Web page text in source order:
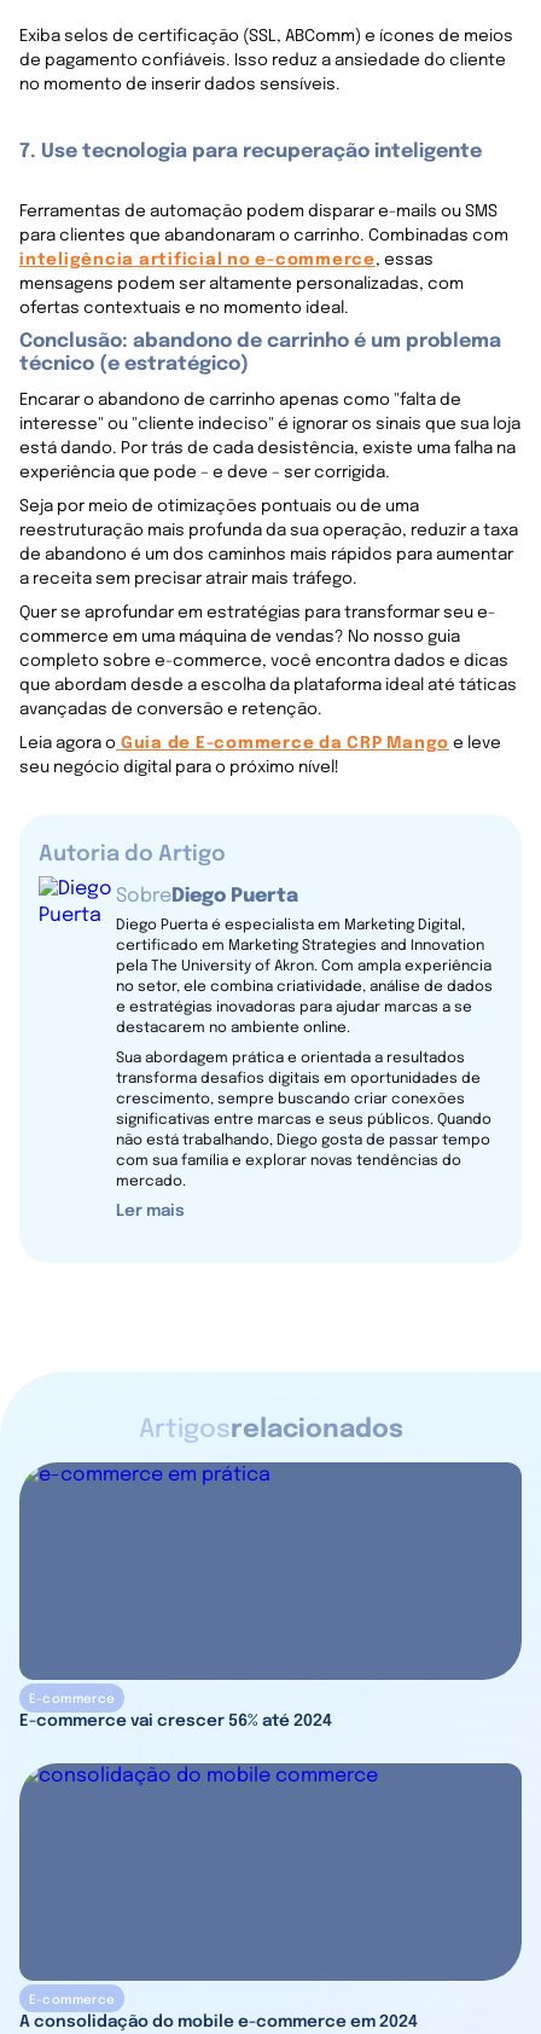
Exiba selos de certificação (SSL, ABComm) e ícones de meios
de pagamento confiáveis. Isso reduz a ansiedade do cliente
no momento de inserir dados sensíveis.
7. Use tecnologia para recuperação inteligente
Ferramentas de automação podem disparar e-mails ou SMS
para clientes que abandonaram o carrinho. Combinadas com
inteligência artificial no e-commerce, essas
mensagens podem ser altamente personalizadas, com
ofertas contextuais e no momento ideal.
Conclusão: abandono de carrinho é um problema
técnico (e estratégico)
Encarar o abandono de carrinho apenas como "falta de
interesse" ou "cliente indeciso" é ignorar os sinais que sua loja
está dando. Por trás de cada desistência, existe uma falha na
experiência que pode – e deve – ser corrigida.
Seja por meio de otimizações pontuais ou de uma
reestruturação mais profunda da sua operação, reduzir a taxa
de abandono é um dos caminhos mais rápidos para aumentar
a receita sem precisar atrair mais tráfego.
Quer se aprofundar em estratégias para transformar seu e-
commerce em uma máquina de vendas? No nosso guia
completo sobre e-commerce, você encontra dados e dicas
que abordam desde a escolha da plataforma ideal até táticas
avançadas de conversão e retenção.
Leia agora o Guia de E-commerce da CRP Mango e leve
seu negócio digital para o próximo nível!
Autoria do Artigo
SobreDiego Puerta
Diego Puerta é especialista em Marketing Digital,
certificado em Marketing Strategies and Innovation
pela The University of Akron. Com ampla experiência
no setor, ele combina criatividade, análise de dados
e estratégias inovadoras para ajudar marcas a se
destacarem no ambiente online.
Sua abordagem prática e orientada a resultados
transforma desafios digitais em oportunidades de
crescimento, sempre buscando criar conexões
significativas entre marcas e seus públicos. Quando
não está trabalhando, Diego gosta de passar tempo
com sua família e explorar novas tendências do
mercado.
Ler mais
Artigosrelacionados
E-commerce
E-commerce vai crescer 56% até 2024
E-commerce
A consolidação do mobile e-commerce em 2024